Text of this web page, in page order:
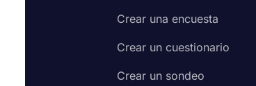
Crear una encuesta
Crear un cuestionario
Crear un sondeo